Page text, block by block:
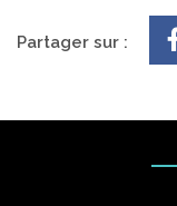
Partager sur :